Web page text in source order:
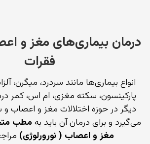
درمان بیماری‌های مغز و
فقرات
انواع بیماری‌ها مانند سردرد، میگرن،
پارکینسون، سکته مغزی، ام اس، کمر
دیگر در حوزه اختلالات مغز و اعصاب و
می‌گیرد و برای درمان آن باید بهمطب
مغز و اعصاب ( نورورلوژی)